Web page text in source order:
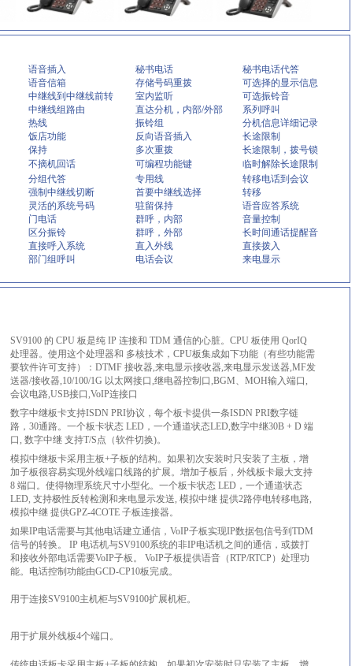
语音插入 秘书电话
秘书电话代答
语音信箱 存储号码重拨
可选择的显示信息
中继线到中继线前转 室内监听
可选振铃音
中继线组路由 直达分机，内部/外部
系列呼叫
热线 振铃组
分机信息详细记录
饭店功能 反向语音插入
长途限制
保持 多次重拨
长途限制，拨号锁
不摘机回话 可编程功能键
临时解除长途限制
分组代答 专用线
转移电话到会议
强制中继线切断 首要中继线选择
转移
灵活的系统号码 驻留保持
语音应答系统
门电话 群呼，内部
音量控制
区分振铃 群呼，外部
长时间通话提醒音
直接呼入系统 直入外线
直接拨入
部门组呼叫 电话会议
来电显示
SV9100 的 CPU 板是纯 IP 连接和 TDM 通信的心脏。CPU 板使用 QorIQ
处理器。使用这个处理器和 多核技术，CPU板集成如下功能（有些功能需
要软件许可支持）：DTMF 接收器,来电显示接收器,来电显示发送器,MF发
送器/接收器,10/100/1G 以太网接口,继电器控制口,BGM、MOH输入端口,
会议电路,USB接口,VoIP连接口
数字中继板卡支持ISDN PRI协议，每个板卡提供一条ISDN PRI数字链
路，30通路。一个板卡状态 LED，一个通道状态LED,数字中继30B + D 端
口, 数字中继 支持T/S点（软件切换)。
模拟中继板卡采用主板+子板的结构。如果初次安装时只安装了主板，增
加子板很容易实现外线端口线路的扩展。增加子板后，外线板卡最大支持
8 端口。使得物理系统尺寸小型化。一个板卡状态 LED，一个通道状态
LED, 支持极性反转检测和来电显示发送, 模拟中继 提供2路停电转移电路,
模拟中继 提供GPZ-4COTE 子板连接器。
如果IP电话需要与其他电话建立通信，VoIP子板实现IP数据包信号到TDM
信号的转换。 IP 电话机与SV9100系统的非IP电话机之间的通信，或拨打
和接收外部电话需要VoIP子板。 VoIP子板提供语音（RTP/RTCP）处理功
能。电话控制功能由GCD-CP10板完成。
用于连接SV9100主机柜与SV9100扩展机柜。
用于扩展外线板4个端口。